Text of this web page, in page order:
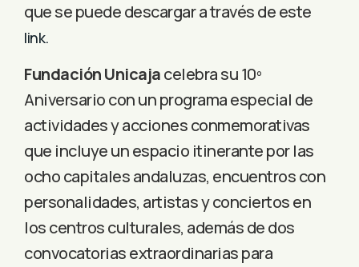
que se puede descargar a través de este
link.
Fundación Unicajacelebra su 10º
Aniversario con un programa especial de
actividades y acciones conmemorativas
que incluye un espacio itinerante por las
ocho capitales andaluzas, encuentros con
personalidades, artistas y conciertos en
los centros culturales, además de dos
convocatorias extraordinarias para